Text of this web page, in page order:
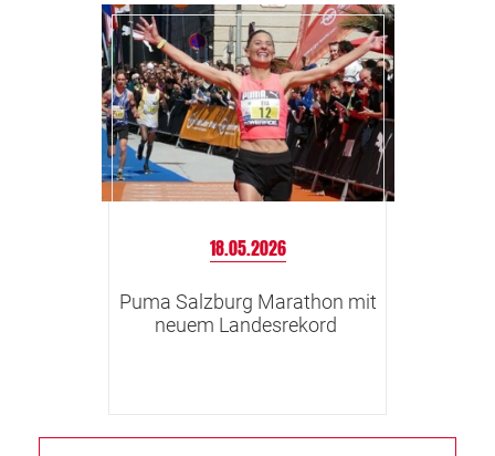
18.05.2026
Puma Salzburg Marathon mit
neuem Landesrekord